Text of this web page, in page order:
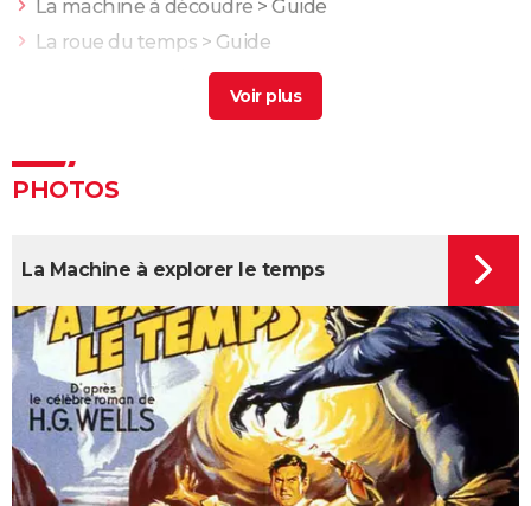
La machine à découdre > Guide
La roue du temps > Guide
Adam a travers le temps> Guide
Le temps d'un automne
> Guide
Gravity : Thomas Pesquet a donné son avis sur le
sur le film culte de Steven Spielberg
Jurassic World 3 : il s'agit du film le plus détesté de la
franchise, on vous explique pourquoi
Dune : vous ne comprenez pas la partie 1 ? Il y a un
vocabulaire et un univers à connaître, on vous
explique tout
Avatar 2 : quand sort la suite de "La voie de l'eau" ?
PHOTOS
La Machine à explorer le temps